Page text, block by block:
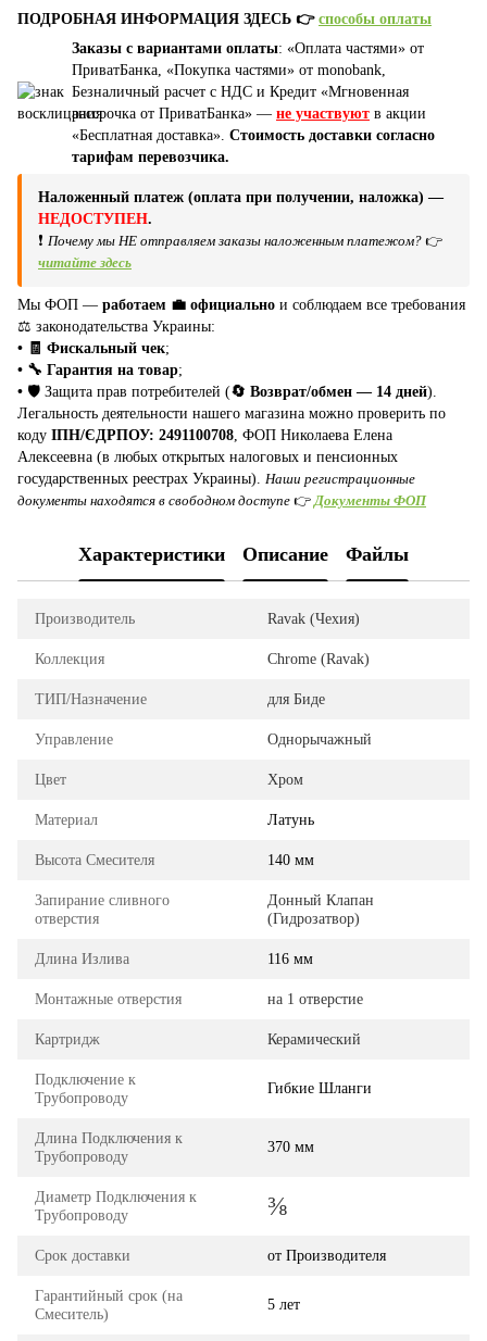
ПОДРОБНАЯ ИНФОРМАЦИЯ ЗДЕСЬ 👉 способы оплаты
Заказы с вариантами оплаты: «Оплата частями» от
ПриватБанка, «Покупка частями» от monobank,
Безналичный расчет с НДС и Кредит «Мгновенная
рассрочка от ПриватБанка» — не участвуют в акции
«Бесплатная доставка». Стоимость доставки согласно
тарифам перевозчика.
Наложенный платеж (оплата при получении, наложка) —
НЕДОСТУПЕН.
❗ Почему мы НЕ отправляем заказы наложенным платежом? 👉
читайте здесь
Мы ФОП — работаем 💼 официально и соблюдаем все требования
⚖️ законодательства Украины:
• 🧾 Фискальный чек;
• 🔧 Гарантия на товар;
• 🛡️ Защита прав потребителей (🔄 Возврат/обмен — 14 дней).
Легальность деятельности нашего магазина можно проверить по
коду ІПН/ЄДРПОУ: 2491100708 , ФОП Николаева Елена
Алексеевна (в любых открытых налоговых и пенсионных
государственных реестрах Украины). Наши регистрационные
документы находятся в свободном доступе 👉 Документы ФОП
Характеристики Описание Файлы
Производитель Ravak (Чехия)
Коллекция Chrome (Ravak)
ТИП/Назначение для Биде
Управление Однорычажный
Цвет Хром
Материал Латунь
Высота Смесителя 140 мм
Запирание сливного
отверстия
Донный Клапан
(Гидрозатвор)
Длина Излива 116 мм
Монтажные отверстия на 1 отверстие
Картридж Керамический
Подключение к
Трубопроводу
Гибкие Шланги
Длина Подключения к
Трубопроводу
370 мм
Диаметр Подключения к
Трубопроводу
⅜
Срок доставки от Производителя
Гарантийный срок (на
Смеситель)
5 лет